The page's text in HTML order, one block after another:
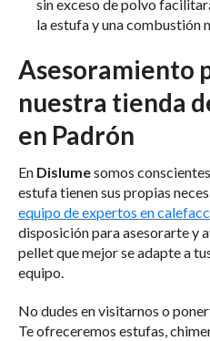
sin exceso de polvo
la estufa y una combustión
Asesoramiento
nuestra tienda
en Padrón
En Dislumesomos
estufa tienen sus propias
equipo de expertos en
disposición para asesorarte y
pellet que mejor se adapte a
equipo.
No dudes en visitarnos o
Te ofreceremos estufas,